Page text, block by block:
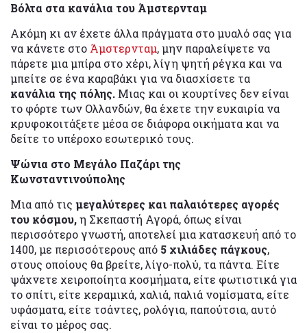
Βόλτα στα κανάλια του Άμστερνταμ
Ακόμη κι αν έχετε άλλα πράγματα στο μυαλό σας για
να κάνετε στο Άμστερνταμ, μην παραλείψετε να
πάρετε μια μπίρα στο χέρι, λίγη ψητή ρέγκα και να
μπείτε σε ένα καραβάκι για να διασχίσετε τα
κανάλια της πόλης. Μιας και οι κουρτίνες δεν είναι
το φόρτε των Ολλανδών, θα έχετε την ευκαιρία να
κρυφοκοιτάξετε μέσα σε διάφορα οικήματα και να
δείτε το υπέροχο εσωτερικό τους.
Ψώνια στο Μεγάλο Παζάρι της
Κωνσταντινούπολης
Μια από τις μεγαλύτερες και παλαιότερες αγορές
του κόσμου,η Σκεπαστή Αγορά, όπως είναι
περισσότερο γνωστή, αποτελεί μια κατασκευή από το
1400, με περισσότερους από 5 χιλιάδες πάγκους,
στους οποίους θα βρείτε, λίγο-πολύ, τα πάντα. Είτε
ψάχνετε χειροποίητα κοσμήματα, είτε φωτιστικά για
το σπίτι, είτε κεραμικά, χαλιά, παλιά νομίσματα, είτε
υφάσματα, είτε τσάντες, ρολόγια, παπούτσια, αυτό
είναι το μέρος σας.